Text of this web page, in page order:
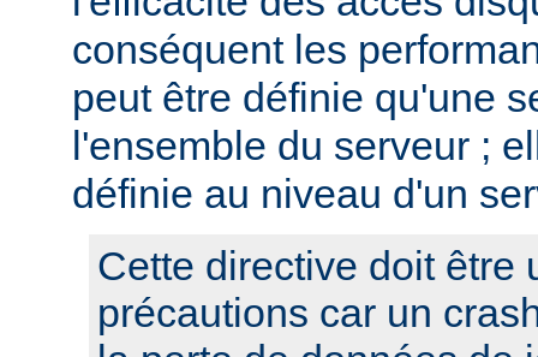
conséquent les
peut être définie qu'une
l'ensemble du serveur ;
définie au niveau d'un
Cette directive doit être
précautions car un